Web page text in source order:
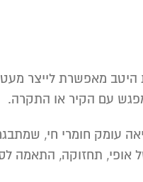
מאפשרת לייצר
עם הקיר או התקרה.
עומק חומרי חי,
אופי, תחזוקה, התאמה